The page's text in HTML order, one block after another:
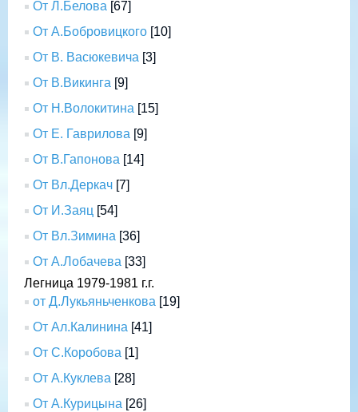
От Л.Белова [67]
От А.Бобровицкого [10]
От В. Васюкевича [3]
От В.Викинга [9]
От Н.Волокитина [15]
От Е. Гаврилова [9]
От В.Гапонова [14]
От Вл.Деркач [7]
От И.Заяц [54]
От Вл.Зимина [36]
От А.Лобачева [33]
Легница 1979-1981 г.г.
от Д.Лукьяньченкова [19]
От Ал.Калинина [41]
От С.Коробова [1]
От А.Куклева [28]
От А.Курицына [26]